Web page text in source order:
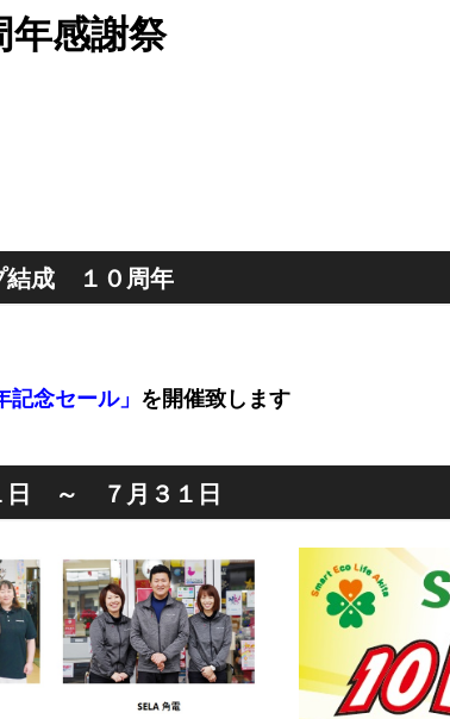
感謝祭
結成 １０周年
記念セール」 を開催致します
日 ～ ７月３１日